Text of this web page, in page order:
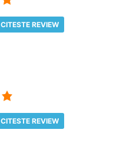
CITESTE REVIEW
CITESTE REVIEW